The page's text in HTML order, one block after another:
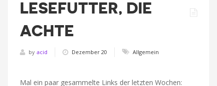
LESEFUTTER, DIE
ACHTE
by acid Dezember 20 Allgemein
Mal ein paar gesammelte Links der letzten Wochen: